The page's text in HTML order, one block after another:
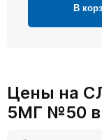
В
Цены на
5МГ №50 в